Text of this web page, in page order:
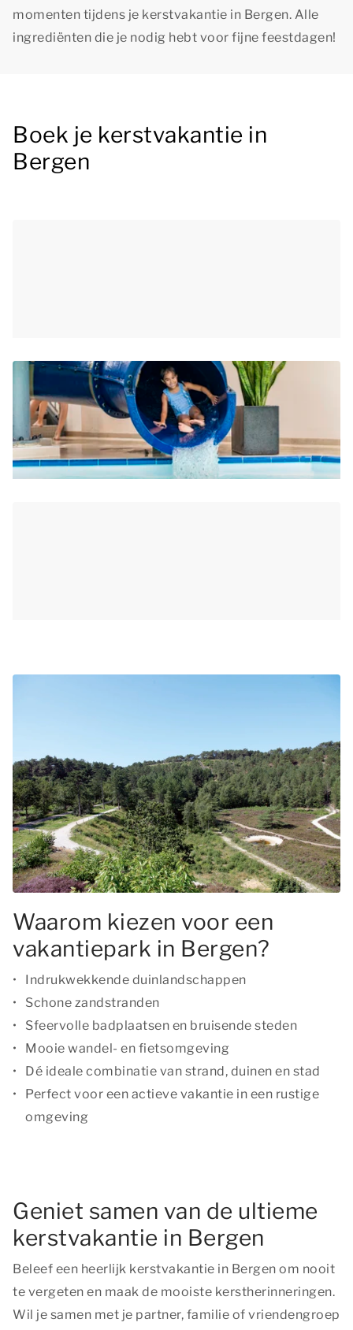
momenten tijdens je kerstvakantie in Bergen. Alle
ingrediënten die je nodig hebt voor fijne feestdagen!
Boek je kerstvakantie in
Bergen
Waarom kiezen voor een
vakantiepark in Bergen?
Indrukwekkende duinlandschappen
Schone zandstranden
Sfeervolle badplaatsen en bruisende steden
Mooie wandel- en fietsomgeving
Dé ideale combinatie van strand, duinen en stad
Perfect voor een actieve vakantie in een rustige
omgeving
Geniet samen van de ultieme
kerstvakantie in Bergen
Beleef een heerlijk kerstvakantie in Bergen om nooit
te vergeten en maak de mooiste kerstherinneringen.
Wil je samen met je partner, familie of vriendengroep